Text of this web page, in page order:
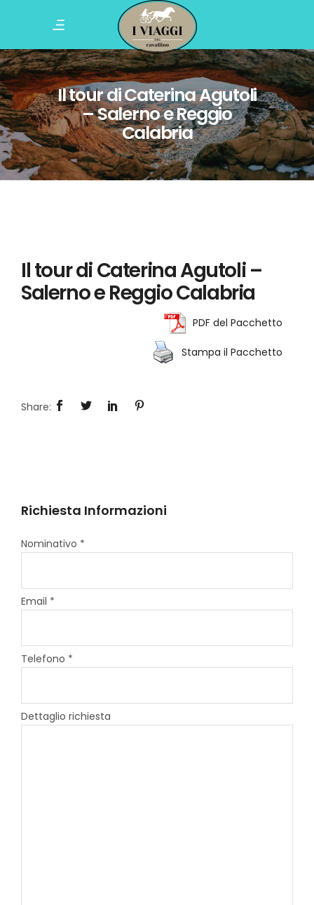
Il tour di Caterina Agutoli
– Salerno e Reggio
Calabria
Il tour di Caterina Agutoli –
Salerno e Reggio Calabria
PDF del Pacchetto
Stampa il Pacchetto
Richiesta Informazioni
Nominativo *
Email *
Telefono *
Dettaglio richiesta